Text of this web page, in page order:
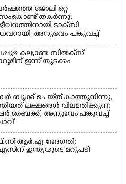
ജോലി ഒറ്റ
തകർന്നു;
ടാക്‌സി
അനുഭവം പങ്കുവച്ച്
കല്യാൺ സിൽക്‌സ്
ഇന്ന് തുടക്കം
ബുക്ക് ചെയ്‌ത് കാത്തുനിന്നു,​
ലക്ഷങ്ങൾ വിലമതിക്കുന്ന
ബൈക്ക്,​ അനുഭവം പങ്കുവച്ച്
ഭേദഗതി:
ഇന്ത്യയുടെ മറുപടി